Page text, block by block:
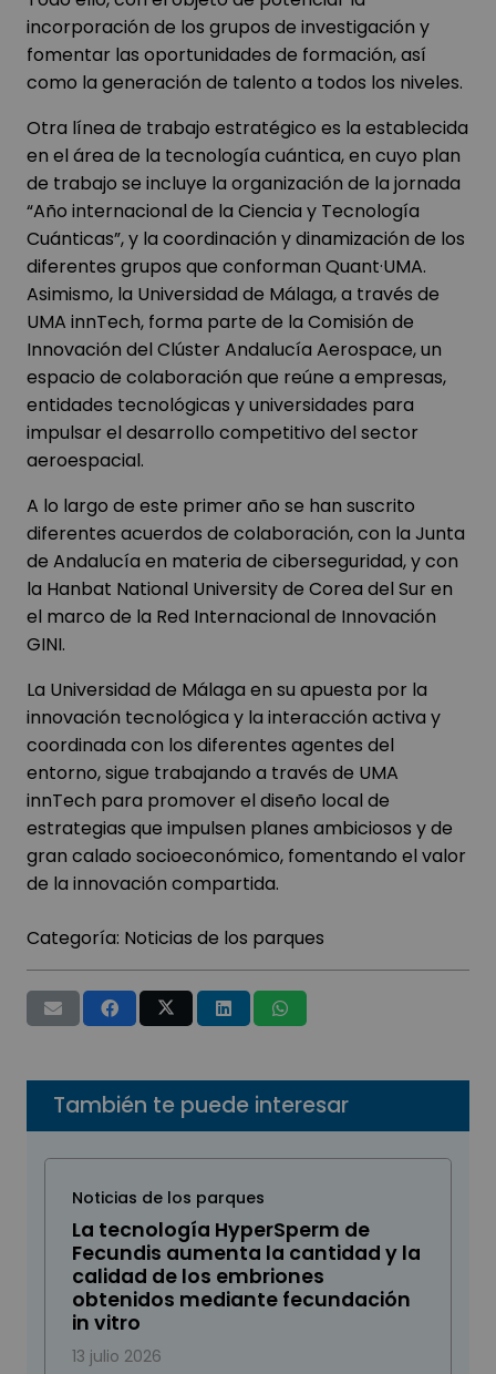
incorporación de los grupos de investigación y
fomentar las oportunidades de formación, así
como la generación de talento a todos los niveles.
Otra línea de trabajo estratégico es la establecida
en el área de la tecnología cuántica, en cuyo plan
de trabajo se incluye la organización de la jornada
“Año internacional de la Ciencia y Tecnología
Cuánticas”, y la coordinación y dinamización de los
diferentes grupos que conforman Quant·UMA.
Asimismo, la Universidad de Málaga, a través de
UMA innTech, forma parte de la Comisión de
Innovación del Clúster Andalucía Aerospace, un
espacio de colaboración que reúne a empresas,
entidades tecnológicas y universidades para
impulsar el desarrollo competitivo del sector
aeroespacial.
A lo largo de este primer año se han suscrito
diferentes acuerdos de colaboración, con la Junta
de Andalucía en materia de ciberseguridad, y con
la Hanbat National University de Corea del Sur en
el marco de la Red Internacional de Innovación
GINI.
La Universidad de Málaga en su apuesta por la
innovación tecnológica y la interacción activa y
coordinada con los diferentes agentes del
entorno, sigue trabajando a través de UMA
innTech para promover el diseño local de
estrategias que impulsen planes ambiciosos y de
gran calado socioeconómico, fomentando el valor
de la innovación compartida.
Categoría: Noticias de los parques
También te puede interesar
Noticias de los parques
La tecnología HyperSperm de
Fecundis aumenta la cantidad y la
calidad de los embriones
obtenidos mediante fecundación
in vitro
13 julio 2026